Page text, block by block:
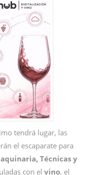
tendrá lugar, las
el escaparate para
Técnicas y
con el vino, el